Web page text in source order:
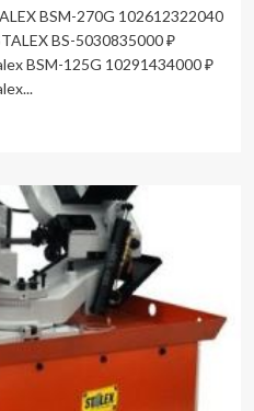
BSM-270G 102612322040
BS-5030835000 ₽
BSM-125G 10291434000 ₽